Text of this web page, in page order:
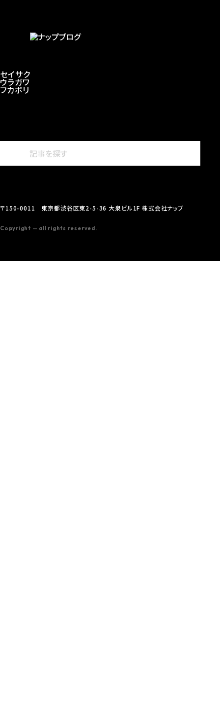
セイサク
ウラガワ
フカボリ
〒150-0011 東京都渋谷区東2-5-36 大泉ビル1F 株式会社ナップ
Copyright — all rights reserved.